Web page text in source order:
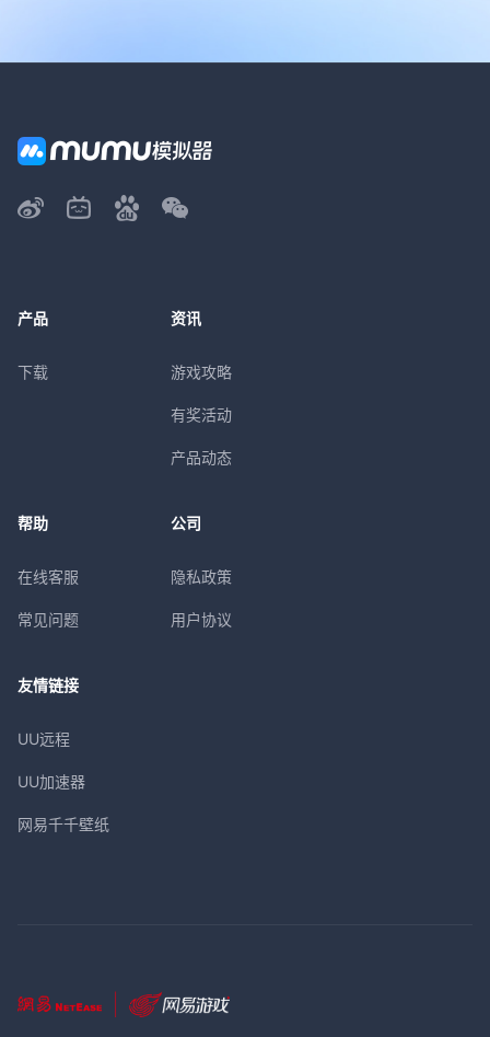
产品
下载
资讯
游戏攻略
有奖活动
产品动态
帮助
在线客服
常见问题
公司
隐私政策
用户协议
友情链接
UU远程
UU加速器
网易千千壁纸